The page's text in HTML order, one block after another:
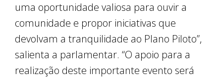
uma oportunidade valiosa para ouvir a
comunidade e propor iniciativas que
devolvam a tranquilidade ao Plano Piloto”,
salienta a parlamentar. “O apoio para a
realização deste importante evento será